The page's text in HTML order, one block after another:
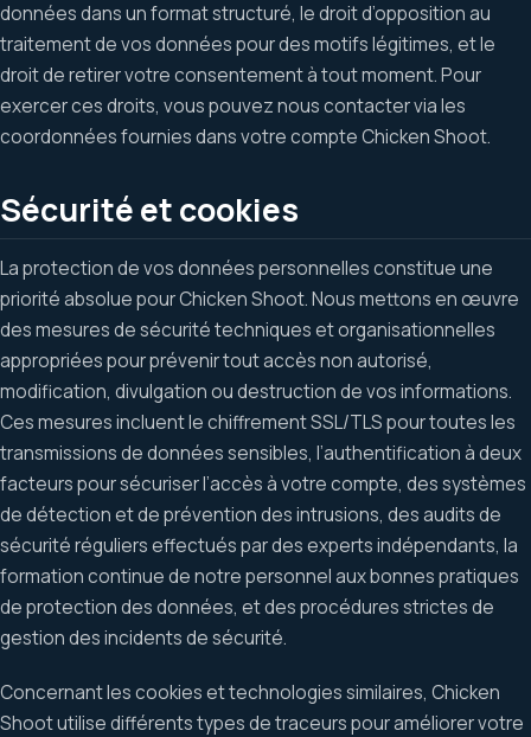
données dans un format structuré, le droit d’opposition au
traitement de vos données pour des motifs légitimes, et le
droit de retirer votre consentement à tout moment. Pour
exercer ces droits, vous pouvez nous contacter via les
coordonnées fournies dans votre compte Chicken Shoot.
Sécurité et cookies
La protection de vos données personnelles constitue une
priorité absolue pour Chicken Shoot. Nous mettons en œuvre
des mesures de sécurité techniques et organisationnelles
appropriées pour prévenir tout accès non autorisé,
modification, divulgation ou destruction de vos informations.
Ces mesures incluent le chiffrement SSL/TLS pour toutes les
transmissions de données sensibles, l’authentification à deux
facteurs pour sécuriser l’accès à votre compte, des systèmes
de détection et de prévention des intrusions, des audits de
sécurité réguliers effectués par des experts indépendants, la
formation continue de notre personnel aux bonnes pratiques
de protection des données, et des procédures strictes de
gestion des incidents de sécurité.
Concernant les cookies et technologies similaires, Chicken
Shoot utilise différents types de traceurs pour améliorer votre